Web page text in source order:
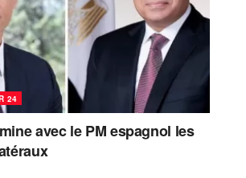
24
avec le PM espagnol les